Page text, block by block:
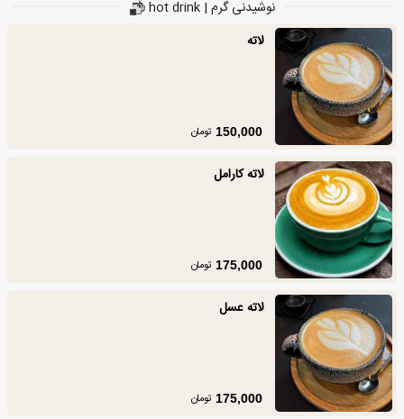
نوشیدنی گرم | hot drink
لاته
150,000 تومان
لاته کارامل
175,000 تومان
لاته عسل
175,000 تومان